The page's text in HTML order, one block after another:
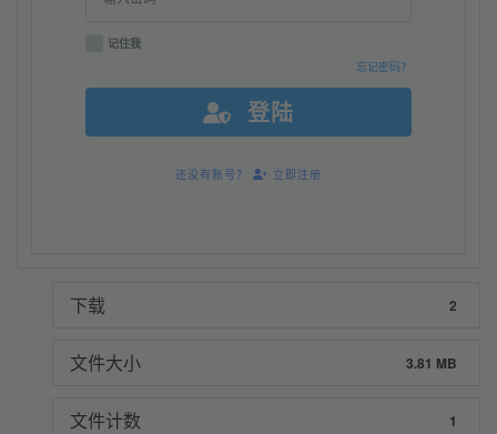
记住我
忘记密码？
登陆
还没有账号？ 立即注册
下载 2
文件大小 3.81 MB
文件计数 1